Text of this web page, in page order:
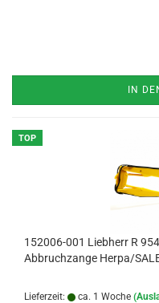
IN
TOP
152006-001 Liebherr R
Abbruchzange Herpa/
Lieferzeit: ca. 1 Woche